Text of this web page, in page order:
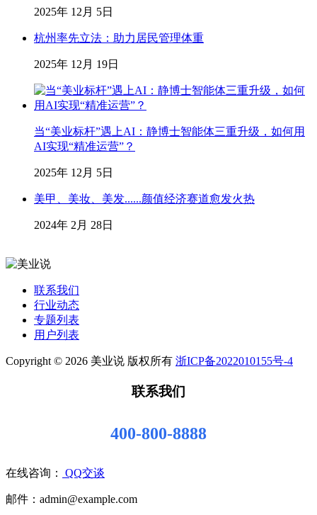
2025年 12月 5日
杭州率先立法：助力居民管理体重
2025年 12月 19日
当“美业标杆”遇上AI：静博士智能体三重升级，如何用
AI实现“精准运营”？
2025年 12月 5日
美甲、美妆、美发......颜值经济赛道愈发火热
2024年 2月 28日
联系我们
行业动态
专题列表
用户列表
Copyright © 2026 美业说 版权所有 浙ICP备2022010155号-4
联系我们
400-800-8888
在线咨询： QQ交谈
邮件：admin@example.com